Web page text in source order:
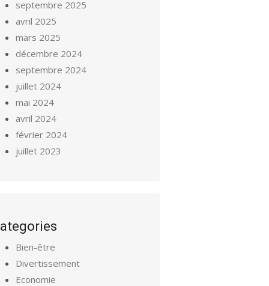
septembre 2025
avril 2025
mars 2025
décembre 2024
septembre 2024
juillet 2024
mai 2024
avril 2024
février 2024
juillet 2023
Bien-être
Divertissement
Economie